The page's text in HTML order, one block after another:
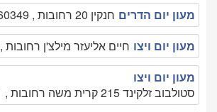
מעון יום הדרים חנקין 20 רחובות , 089460349
מעון יום ויצו חיים אליעזר מילצ'ן רחובות , 089415937
מעון יום ויצו
סטולבוב זלקינד 215 קרית משה רחובות , 089468941